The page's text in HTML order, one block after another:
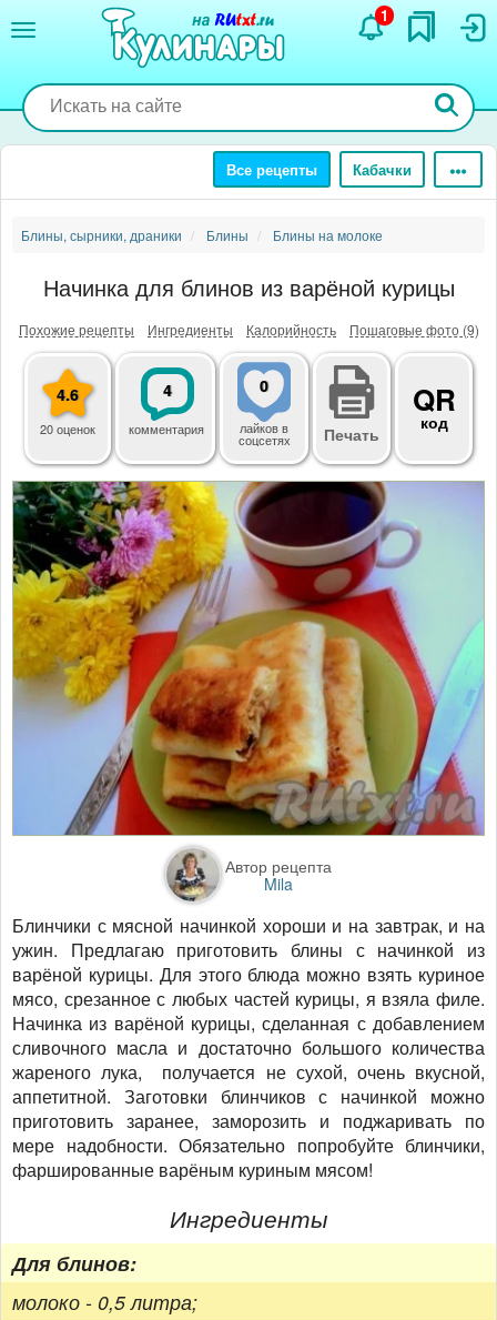
содержанию
1
Все рецепты Кабачки
Блины, сырники, драники Блины Блины на молоке
Начинка для блинов из варёной курицы
Похожие рецепты Ингредиенты Калорийность Пошаговые фото (9)
4.6
20 оценок
4
комментария
0
лайковв
соцсетях Печать
QR
код
Автор рецепта
Mila
Блинчики с мясной начинкой хороши и на завтрак, и на
ужин. Предлагаю приготовить блины с начинкой из
варёной курицы. Для этого блюда можно взять куриное
мясо, срезанное с любых частей курицы, я взяла филе.
Начинка из варёной курицы, сделанная с добавлением
сливочного масла и достаточно большого количества
жареного лука, получается не сухой, очень вкусной,
аппетитной. Заготовки блинчиков с начинкой можно
приготовить заранее, заморозить и поджаривать по
мере надобности. Обязательно попробуйте блинчики,
фаршированные варёным куриным мясом!
Ингредиенты
Для блинов:
молоко - 0,5 литра;